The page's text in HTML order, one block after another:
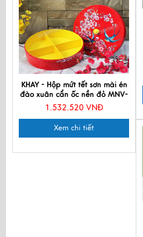
KHAY - Hộp mứt tết sơn mài én
đào xuân cẩn ốc nền đỏ MNV-
QTHD03-3
1.532.520 VNĐ
Xem chi tiết